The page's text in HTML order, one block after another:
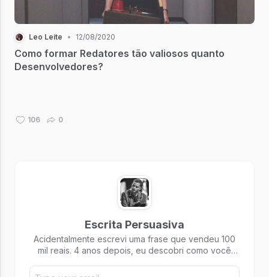
Leo Leite • 12/08/2020
Como formar Redatores tão valiosos quanto
Desenvolvedores?
106 0
Escrita Persuasiva
Acidentalmente escrevi uma frase que vendeu 100
mil reais. 4 anos depois, eu descobri como você